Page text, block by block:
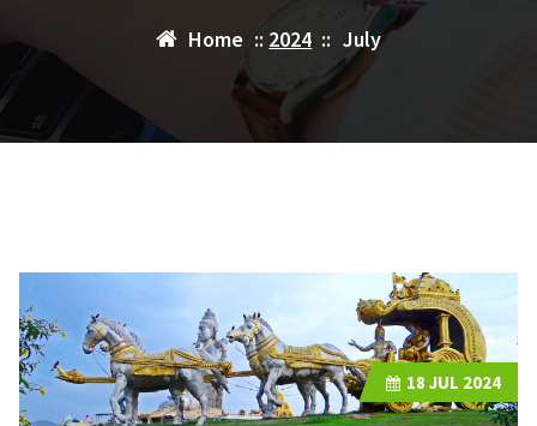
Home :: 2024 :: July
18 JUL 2024